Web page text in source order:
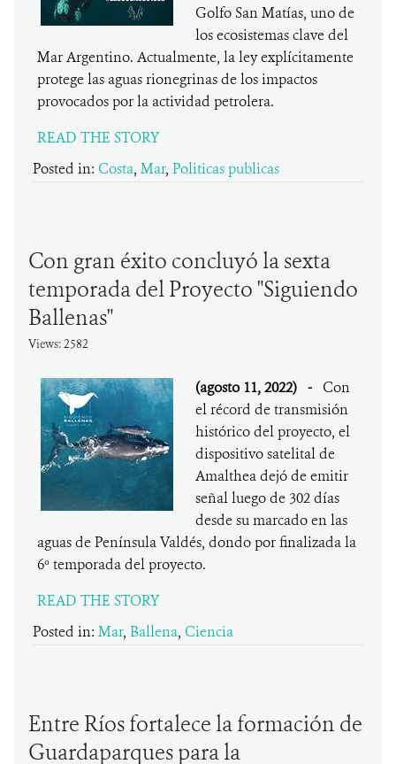
Golfo San Matías, uno de
los ecosistemas clave del
Mar Argentino. Actualmente, la ley explícitamente
protege las aguas rionegrinas de los impactos
provocados por la actividad petrolera.
READ THE STORY
Posted in: Costa, Mar, Politicas publicas
Con gran éxito concluyó la sexta
temporada del Proyecto "Siguiendo
Ballenas"
Views: 2582
(agosto 11, 2022) - Con
el récord de transmisión
histórico del proyecto, el
dispositivo satelital de
Amalthea dejó de emitir
señal luego de 302 días
desde su marcado en las
aguas de Península Valdés, dondo por finalizada la
6º temporada del proyecto.
READ THE STORY
Posted in: Mar, Ballena, Ciencia
Entre Ríos fortalece la formación de
Guardaparques para la